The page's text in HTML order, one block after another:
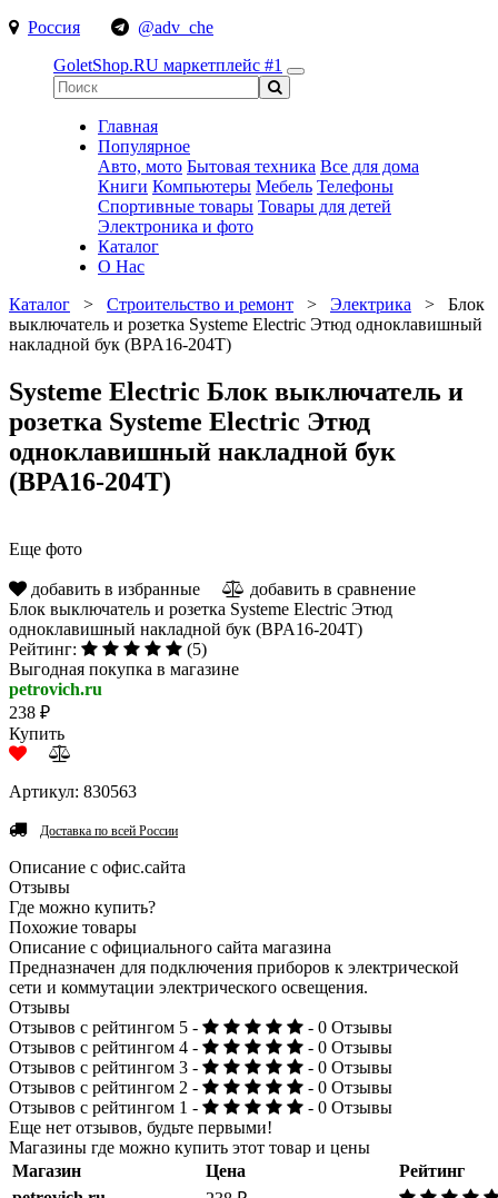
Россия
@adv_che
GoletShop.RU маркетплейс #1
Главная
Популярное
Авто, мото Бытовая техника Все для дома
Книги Компьютеры Мебель Телефоны
Спортивные товары Товары для детей
Электроника и фото
Каталог
О Нас
Каталог > Строительство и ремонт > Электрика > Блок
выключатель и розетка Systeme Electric Этюд одноклавишный
накладной бук (BPA16-204T)
Systeme Electric Блок выключатель и
розетка Systeme Electric Этюд
одноклавишный накладной бук
(BPA16-204T)
Еще фото
добавить в избранные
добавить в сравнение
Блок выключатель и розетка Systeme Electric Этюд
одноклавишный накладной бук (BPA16-204T)
Рейтинг:
(5)
Выгодная покупка в магазине
petrovich.ru
238 ₽
Купить
Артикул: 830563
Доставка по всей России
Описание с офис.сайта
Отзывы
Где можно купить?
Похожие товары
Описание с официального сайта магазина
Предназначен для подключения приборов к электрической
сети и коммутации электрического освещения.
Отзывы
Отзывов с рейтингом 5 -
- 0 Отзывы
Отзывов с рейтингом 4 -
- 0 Отзывы
Отзывов с рейтингом 3 -
- 0 Отзывы
Отзывов с рейтингом 2 -
- 0 Отзывы
Отзывов с рейтингом 1 -
- 0 Отзывы
Еще нет отзывов, будьте первыми!
Магазины где можно купить этот товар и цены
Магазин
Цена
Рейтинг